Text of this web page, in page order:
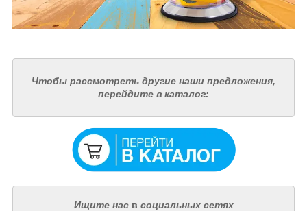
Чтобы рассмотреть другие наши предложения,
перейдите в каталог:
Ищите насв социальных сетях